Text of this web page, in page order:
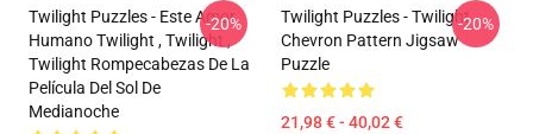
Twilight Puzzles - Este Amor
Humano Twilight , Twilight ,
Twilight Rompecabezas De La
Película Del Sol De
Medianoche
-20%
Twilight Puzzles - Twilight
Chevron Pattern Jigsaw
Puzzle
21,98 € - 40,02 €
-20%